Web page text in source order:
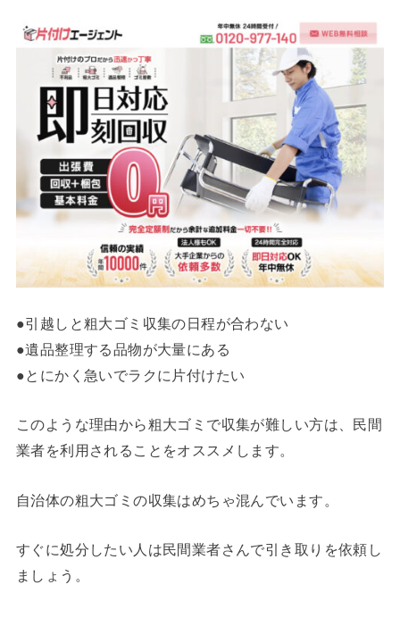
●引越しと粗大ゴミ収集の日程が合わない
●遺品整理する品物が大量にある
●とにかく急いでラクに片付けたい
このような理由から粗大ゴミで収集が難しい方は、民間
業者を利用されることをオススメします。
自治体の粗大ゴミの収集はめちゃ混んでいます。
すぐに処分したい人は民間業者さんで引き取りを依頼し
ましょう。